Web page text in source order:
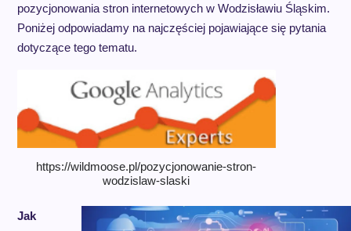
pozycjonowania stron internetowych w Wodzisławiu Śląskim.
Poniżej odpowiadamy na najczęściej pojawiające się pytania
dotyczące tego tematu.
https://wildmoose.pl/pozycjonowanie-stron-
wodzislaw-slaski
Jak